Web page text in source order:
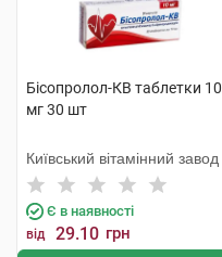
Бісопролол-КВ таблетки 10
мг 30 шт
Київський вітамінний завод
Є в наявності
від 29.10 грн